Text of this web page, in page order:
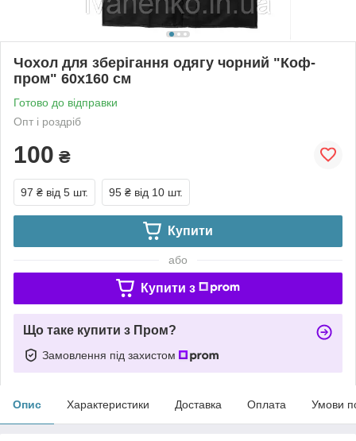
Чохол для зберігання одягу чорний "Коф-
пром" 60х160 см
Готово до відправки
Опт і роздріб
100 ₴
97 ₴ від 5 шт. 95 ₴ від 10 шт.
Купити
або
Купити з
Що таке купити з Пром?
Замовлення під захистом
Опис Характеристики Доставка Оплата Умови